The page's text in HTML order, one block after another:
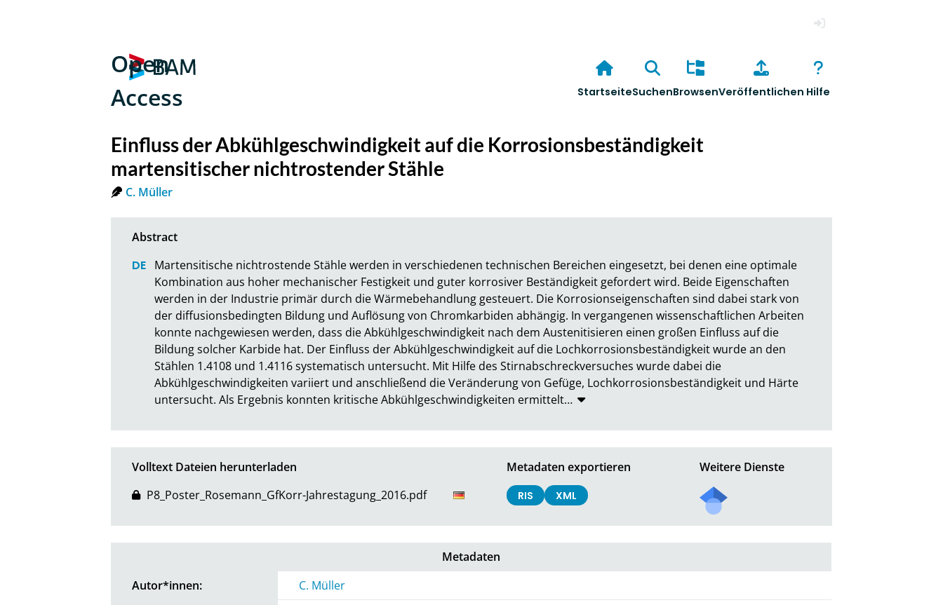
Open
Access
StartseiteSuchenBrowsenVeröffentlichen Hilfe
Einfluss der Abkühlgeschwindigkeit auf die Korrosionsbeständigkeit
martensitischer nichtrostender Stähle
C. Müller
Martensitische nichtrostende Stähle werden in verschiedenen technischen Bereichen eingesetzt, bei denen eine optimale
Kombination aus hoher mechanischer Festigkeit und guter korrosiver Beständigkeit gefordert wird. Beide Eigenschaften
werden in der Industrie primär durch die Wärmebehandlung gesteuert. Die Korrosionseigenschaften sind dabei stark von
der diffusionsbedingten Bildung und Auflösung von Chromkarbiden abhängig. In vergangenen wissenschaftlichen Arbeiten
konnte nachgewiesen werden, dass die Abkühlgeschwindigkeit nach dem Austenitisieren einen großen Einfluss auf die
Bildung solcher Karbide hat. Der Einfluss der Abkühlgeschwindigkeit auf die Lochkorrosionsbeständigkeit wurde an den
Stählen 1.4108 und 1.4116 systematisch untersucht. Mit Hilfe des Stirnabschreckversuches wurde dabei die
Abkühlgeschwindigkeiten variiert und anschließend die Veränderung von Gefüge, Lochkorrosionsbeständigkeit und Härte
untersucht. Als Ergebnis konnten kritische Abkühlgeschwindigkeiten ermittelt…
Volltext Dateien herunterladen
P8_Poster_Rosemann_GfKorr-Jahrestagung_2016.pdf
Metadaten exportieren
RIS XML
Weitere Dienste
Metadaten
Autor*innen:
C. Müller